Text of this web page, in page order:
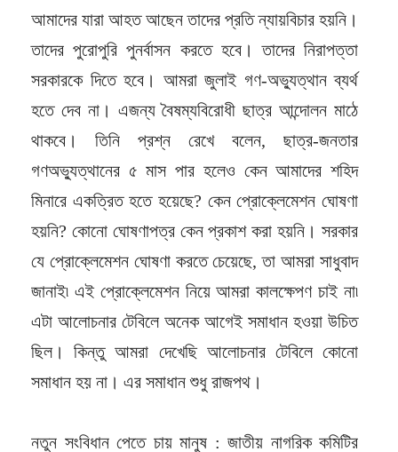
আমাদের যারা আহত আছেন তাদের প্রতি ন্যায়বিচার হয়নি।
তাদের পুরোপুরি পুনর্বাসন করতে হবে। তাদের নিরাপত্তা
সরকারকে দিতে হবে। আমরা জুলাই গণ-অভ্যুত্থান ব্যর্থ
হতে দেব না। এজন্য বৈষম্যবিরোধী ছাত্র আন্দোলন মাঠে
থাকবে। তিনি প্রশ্ন রেখে বলেন, ছাত্র-জনতার
গণঅভ্যুত্থানের ৫ মাস পার হলেও কেন আমাদের শহিদ
মিনারে একত্রিত হতে হয়েছে? কেন প্রোক্লেমেশন ঘোষণা
হয়নি? কোনো ঘোষণাপত্র কেন প্রকাশ করা হয়নি। সরকার
যে প্রোক্লেমেশন ঘোষণা করতে চেয়েছে, তা আমরা সাধুবাদ
জানাই৷ এই প্রোক্লেমেশন নিয়ে আমরা কালক্ষেপণ চাই না৷
এটা আলোচনার টেবিলে অনেক আগেই সমাধান হওয়া উচিত
ছিল। কিন্তু আমরা দেখেছি আলোচনার টেবিলে কোনো
সমাধান হয় না। এর সমাধান শুধু রাজপথ।
নতুন সংবিধান পেতে চায় মানুষ : জাতীয় নাগরিক কমিটির